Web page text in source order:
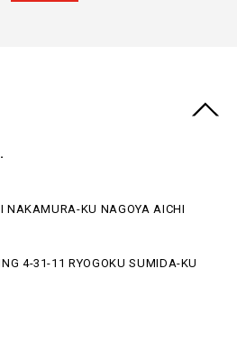
NAKAMURA-KU NAGOYA AICHI
4-31-11 RYOGOKU SUMIDA-KU